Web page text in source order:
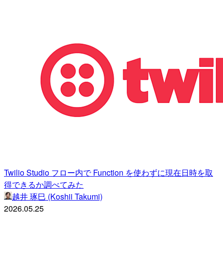
Twilio Studio フロー内で Function を使わずに現在日時を取
得できるか調べてみた
越井 琢巳 (Koshii Takumi)
2026.05.25